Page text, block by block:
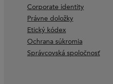
Corporate identity
Právne doložky
Etický kódex
Ochrana súkromia
Správcovská spoločnosť